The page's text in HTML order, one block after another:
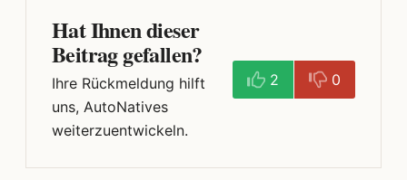
Hat Ihnen dieser
Beitrag gefallen?
Ihre Rückmeldung hilft
uns, AutoNatives
weiterzuentwickeln.
2 0